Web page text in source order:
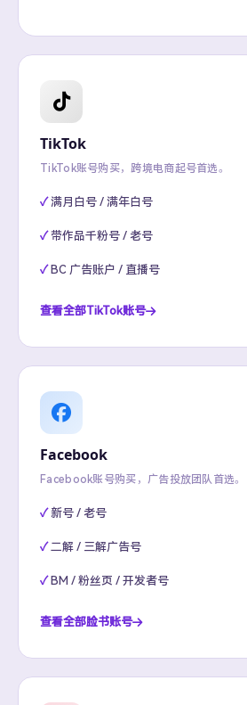
TikTok
TikTok账号购买，跨境电商起号首选。
满月白号 / 满年白号
带作品千粉号 / 老号
BC 广告账户 / 直播号
查看全部TikTok账号
Facebook
Facebook账号购买，广告投放团队首选。
新号 / 老号
二解 / 三解广告号
BM / 粉丝页 / 开发者号
查看全部脸书账号